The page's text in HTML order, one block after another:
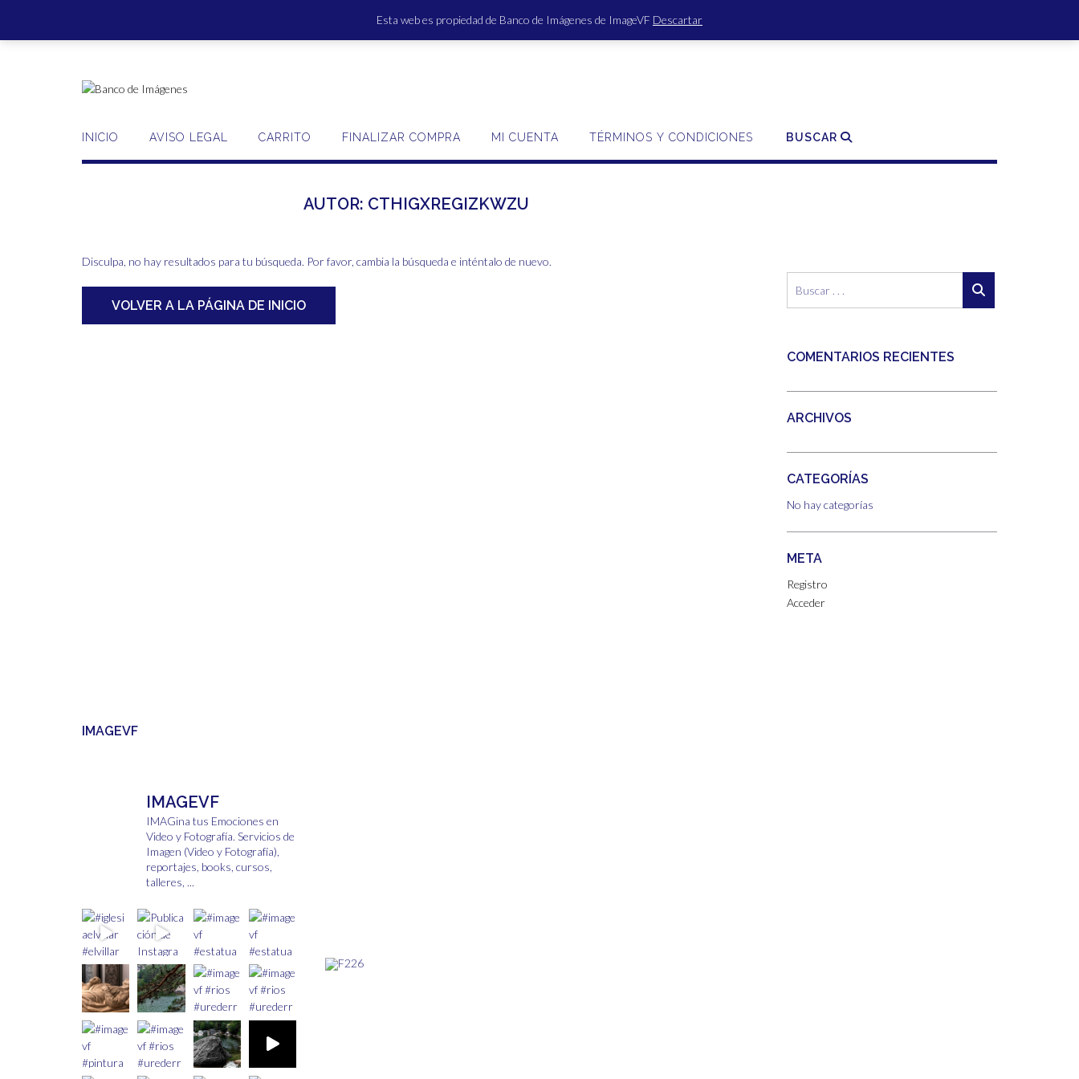
Esta web es propiedad de Banco de Imágenes de ImageVF Descartar
contenido
ACCESO | REGISTRO
INICIO AVISO LEGAL CARRITO FINALIZAR COMPRA MI CUENTA TÉRMINOS Y CONDICIONES BUSCAR
AUTOR: CTHIGXREGIZKWZU
Disculpa, no hay resultados para tu búsqueda. Por favor, cambia la búsqueda e inténtalo de nuevo.
VOLVER A LA PÁGINA DE INICIO
COMENTARIOS RECIENTES
ARCHIVOS
CATEGORÍAS
No hay categorías
META
Registro
Acceder
IMAGEVF
IMAGEVF
IMAGina tus Emociones en
Video y Fotografía. Servicios de
Imagen (Video y Fotografía),
reportajes, books, cursos,
talleres, ...